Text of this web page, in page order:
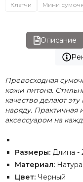
Клатчи Мини
Описание
Превосходная
кожи питона.
качество делают
наряду. Практичная
аксессуаром на
Размеры: Длина -
Материал:
Цвет: Черный